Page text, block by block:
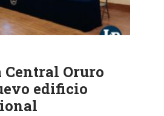
Central Oruro
edificio